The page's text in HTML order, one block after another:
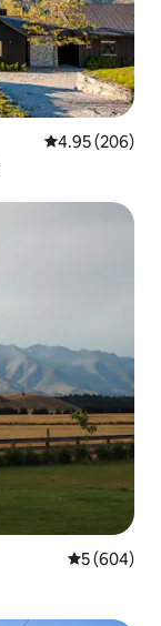
औसत रेटिंग 5 में से
4.95 (206)
औसत रेटिंग 5
5 (604)